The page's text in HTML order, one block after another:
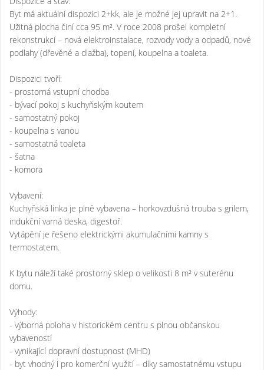
Byt má aktuální dispozici 2+kk, ale je možné jej upravit na 2+1.
Užitná plocha činí cca 95 m². V roce 2008 prošel kompletní
rekonstrukcí – nová elektroinstalace, rozvody vody a odpadů, nové
podlahy (dřevěné a dlažba), topení, koupelna a toaleta.
Dispozici tvoří:
- prostorná vstupní chodba
- bývací pokoj s kuchyňským koutem
- samostatný pokoj
- koupelna s vanou
- samostatná toaleta
- šatna
- komora
Vybavení:
Kuchyňská linka je plně vybavena – horkovzdušná trouba s grilem,
indukční varná deska, digestoř.
Vytápění je řešeno elektrickými akumulačními kamny s
termostatem.
K bytu náleží také prostorný sklep o velikosti 8 m² v suterénu
domu.
Výhody:
- výborná poloha v historickém centru s plnou občanskou
vybaveností
- vynikající dopravní dostupnost (MHD)
- byt vhodný i pro komerční využití – díky samostatnému vstupu